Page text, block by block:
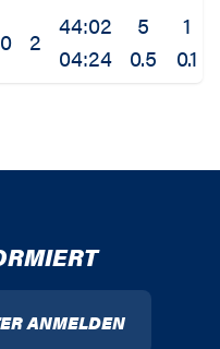
2
44:02
04:24
5
0.5
1
0.1
ANMELDEN